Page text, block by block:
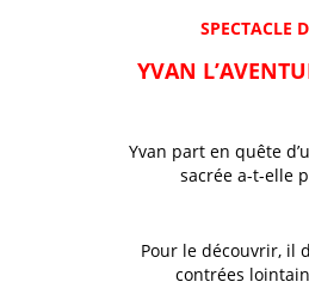
SPECTACLE
YVAN
Yvan part en quête
sacrée a-t-elle
Pour le découvrir, il
contrées